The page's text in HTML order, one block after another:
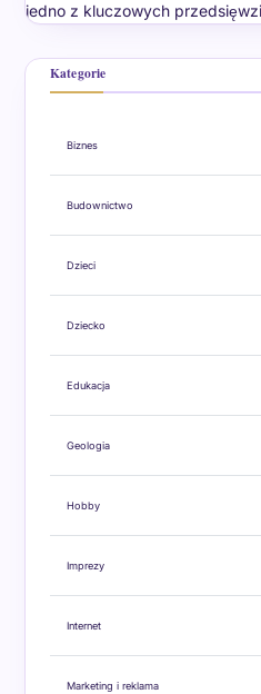
jedno z kluczowych
Kategorie
Biznes
Budownictwo
Dzieci
Dziecko
Edukacja
Geologia
Hobby
Imprezy
Internet
Marketing i reklama